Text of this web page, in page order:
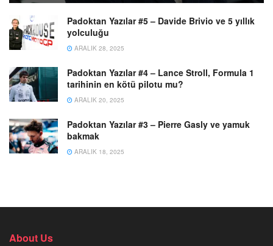
Padoktan Yazılar #5 – Davide Brivio ve 5 yıllık
yolculuğu
ARALIK 28, 2025
Padoktan Yazılar #4 – Lance Stroll, Formula 1
tarihinin en kötü pilotu mu?
ARALIK 20, 2025
Padoktan Yazılar #3 – Pierre Gasly ve yamuk
bakmak
ARALIK 18, 2025
About Us